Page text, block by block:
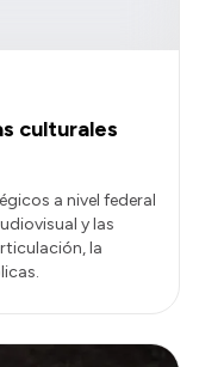
culturales
a nivel federal
y las
la